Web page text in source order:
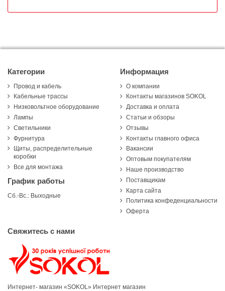
Категории
Провод и кабель
Кабельные трассы
Низковольтное оборудование
Лампы
Светильники
Фурнитура
Щиты, распределительные
коробки
Все для монтажа
График работы
Сб.-Вс.: Выходные
Информация
О компании
Контакты магазинов SOKOL
Доставка и оплата
Статьи и обзоры
Отзывы
Контакты главного офиса
Вакансии
Оптовым покупателям
Наше производство
Поставщикам
Карта сайта
Политика конфеденциальности
Оферта
Свяжитесь с нами
Интернет- магазин «SOKOL» Интернет магазин